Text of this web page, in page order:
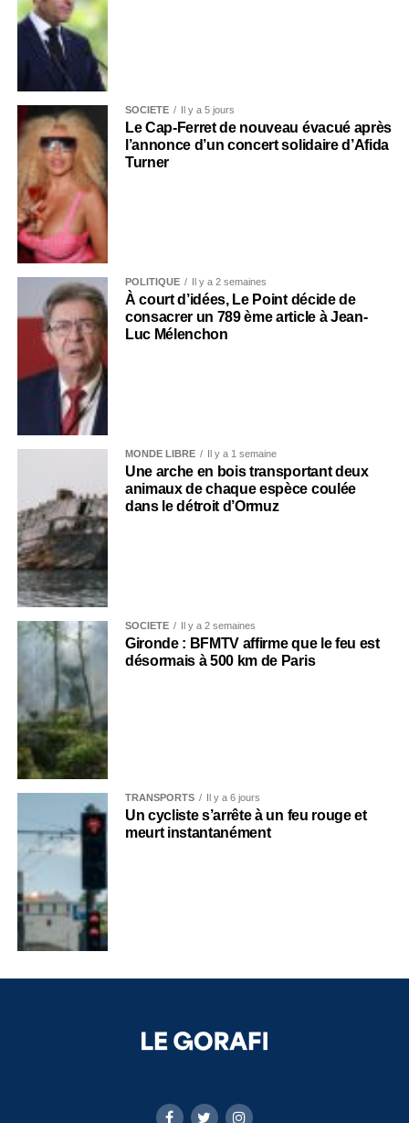
SOCIÉTÉ Il y a 5 jours
Le Cap-Ferret de nouveau évacué après
l’annonce d’un concert solidaire d’Afida
Turner
POLITIQUE Il y a 2 semaines
À court d’idées, Le Point décide de
consacrer un 789 ème article à Jean-
Luc Mélenchon
MONDE LIBRE Il y a 1 semaine
Une arche en bois transportant deux
animaux de chaque espèce coulée
dans le détroit d’Ormuz
SOCIÉTÉ Il y a 2 semaines
Gironde : BFMTV affirme que le feu est
désormais à 500 km de Paris
TRANSPORTS Il y a 6 jours
Un cycliste s’arrête à un feu rouge et
meurt instantanément